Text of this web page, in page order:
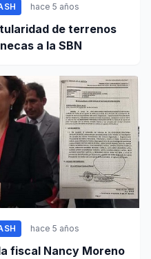
hace 5 años
de terrenos
a la SBN
hace 5 años
fiscal Nancy Moreno